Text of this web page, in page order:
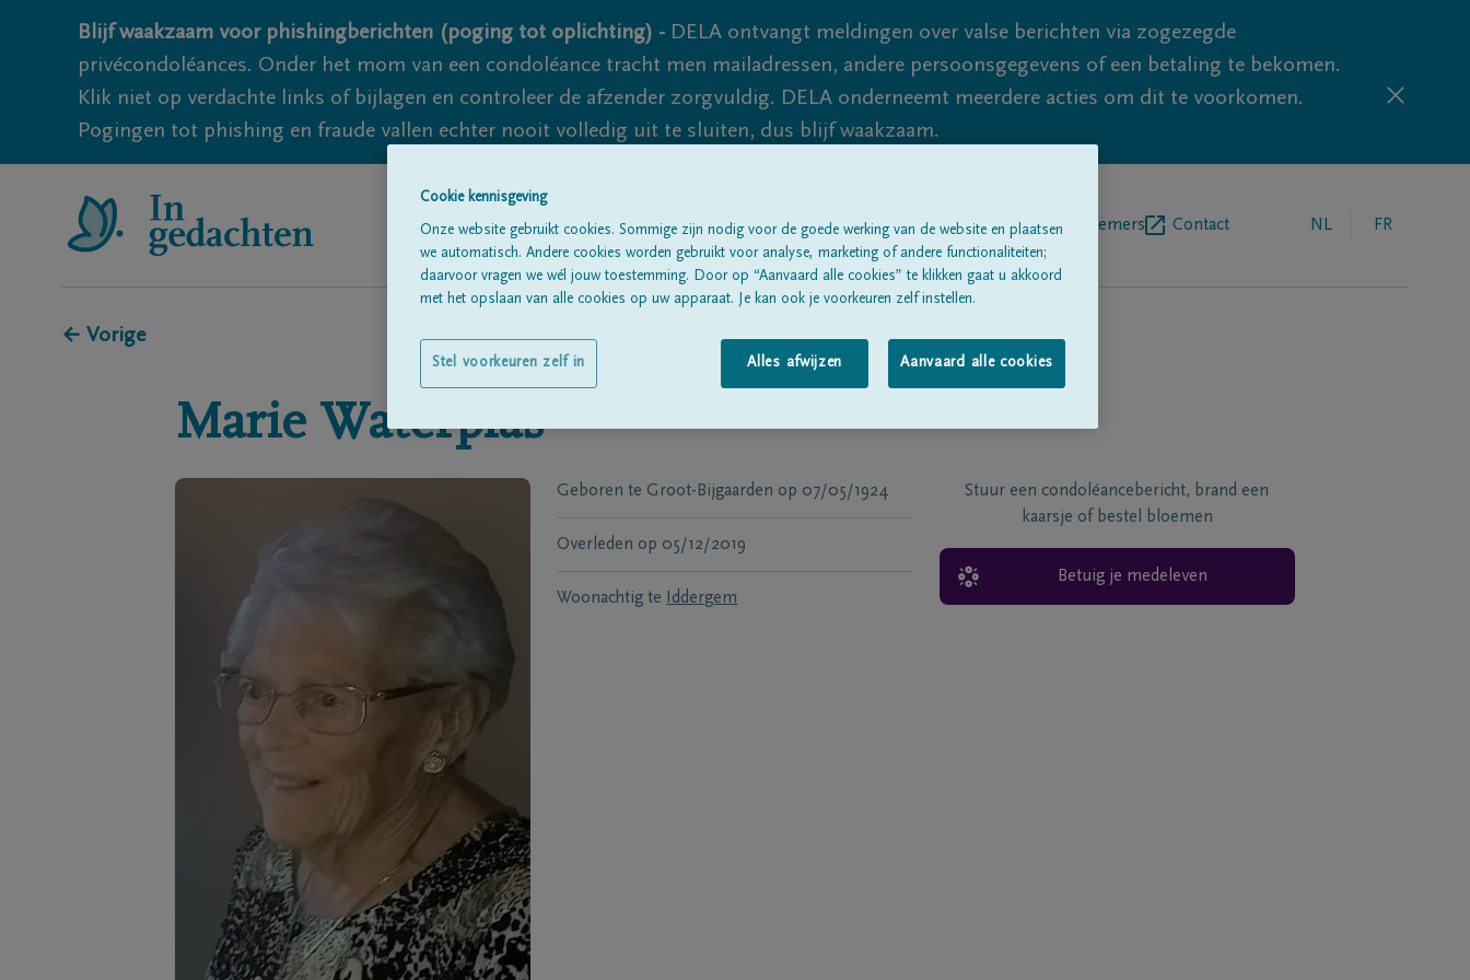
Blijf waakzaam voor phishingberichten (poging tot oplichting) - DELA ontvangt meldingen over valse berichten via zogezegde
privécondoléances. Onder het mom van een condoléance tracht men mailadressen, andere persoonsgegevens of een betaling te bekomen.
Klik niet op verdachte links of bijlagen en controleer de afzender zorgvuldig. DELA onderneemt meerdere acties om dit te voorkomen.
Pogingen tot phishing en fraude vallen echter nooit volledig uit te sluiten, dus blijf waakzaam.
Alle rouwberichtenOver onsBegrafenisondernemers Contact NL FR
← Vorige
Marie Waterplas
Geboren te Groot-Bijgaarden op 07/05/1924
Overleden op 05/12/2019
Woonachtig te Iddergem
Stuur een condoléancebericht, brand een
kaarsje of bestel bloemen
Betuig je medeleven
Cookie kennisgeving
Onze website gebruikt cookies. Sommige zijn nodig voor de goede werking van de website en plaatsen
we automatisch. Andere cookies worden gebruikt voor analyse, marketing of andere functionaliteiten;
daarvoor vragen we wél jouw toestemming. Door op “Aanvaard alle cookies” te klikken gaat u akkoord
met het opslaan van alle cookies op uw apparaat. Je kan ook je voorkeuren zelf instellen.
Alles afwijzen Aanvaard alle cookies
Stel voorkeuren zelf in